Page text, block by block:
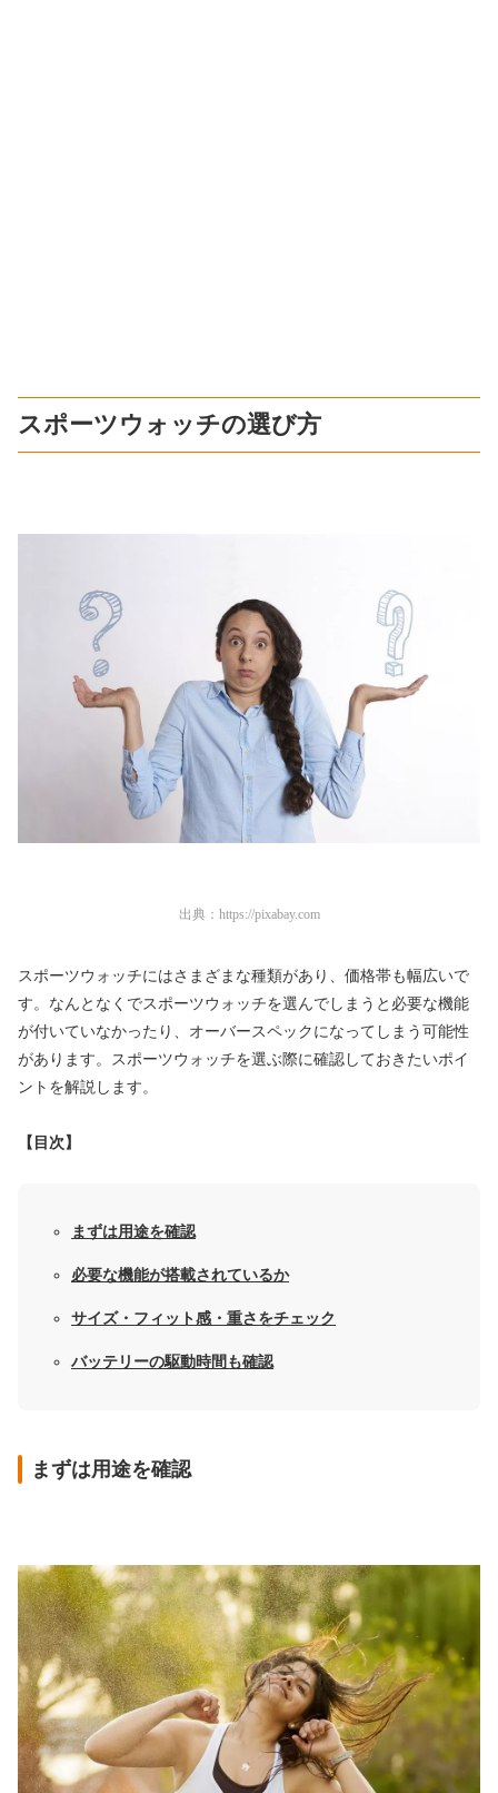
スポーツウォッチの選び方
出典： https://pixabay.com
スポーツウォッチにはさまざまな種類があり、価格帯も幅広いで
す。なんとなくでスポーツウォッチを選んでしまうと必要な機能
が付いていなかったり、オーバースペックになってしまう可能性
があります。スポーツウォッチを選ぶ際に確認しておきたいポイ
ントを解説します。
【目次】
まずは用途を確認
必要な機能が搭載されているか
サイズ・フィット感・重さをチェック
バッテリーの駆動時間も確認
まずは用途を確認